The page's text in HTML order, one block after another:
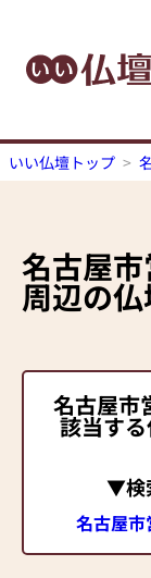
いい仏壇トップ
名古屋
周辺の
名古屋市
該当す
▼検
名古屋